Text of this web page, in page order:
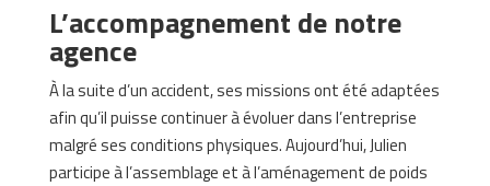
L’accompagnement de notre
agence
À la suite d’un accident, ses missions ont été adaptées
afin qu’il puisse continuer à évoluer dans l’entreprise
malgré ses conditions physiques. Aujourd’hui, Julien
participe à l’assemblage et à l’aménagement de poids